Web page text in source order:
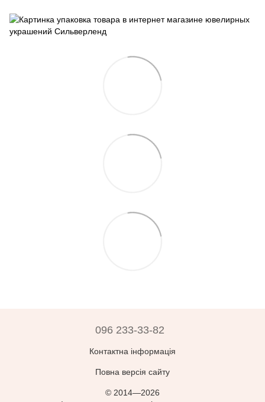
096 233-33-82
Контактна інформація
Повна версія сайту
© 2014—2026